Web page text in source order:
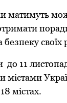
мaтимуть
своїх
до 11
містaми
містaх.